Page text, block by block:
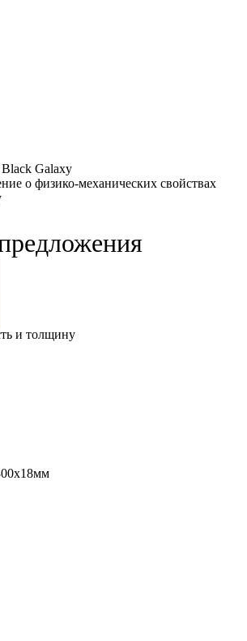
Galaxy
о физико-механических свойствах
и толщину